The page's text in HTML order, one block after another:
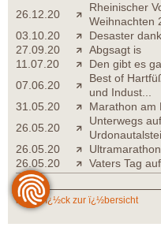
26.12.20
Rheinischer
Weihnachten
03.10.20
Desaster
27.09.20
Abgsagt is
11.07.20
Den gibt es
07.06.20
Best of
und Indust...
31.05.20
Marathon am
26.05.20
Unterwegs
26.05.20
26.05.20
Vaters Tag
zurï¿½ck zur ï¿½bersicht